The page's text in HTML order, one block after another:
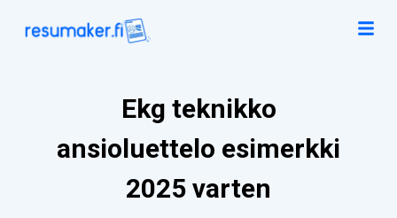
Ekg teknikko
ansioluettelo esimerkki
2025 varten